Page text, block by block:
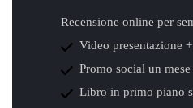
Recensione online per
Video presentazione
Promo social un
Libro in primo piano